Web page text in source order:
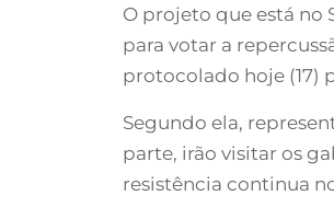
O projeto que está no
para votar a
protocolado hoje (17)
Segundo ela,
parte, irão visitar os
resistência continua